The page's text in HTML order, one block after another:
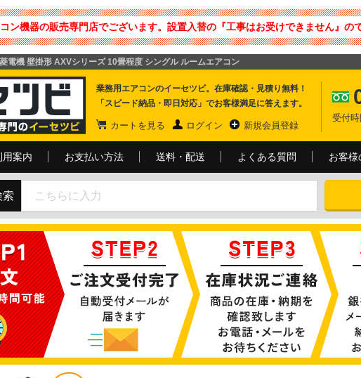
機器の販売専門店でございます。設置入替の『工事はお受けできません』
電機 壁掛形 AXVシリーズ 10畳程度 シングル ルームエアコン
業務用エアコンのイーセツビ。在庫確認・見積り無料！
「スピード納品・即日対応」でお客様満足に答えます。
カートを見る ログイン 新規会員登録
受付
用案内 お支払い方法 送料・配送 よくある質問 お客様
索